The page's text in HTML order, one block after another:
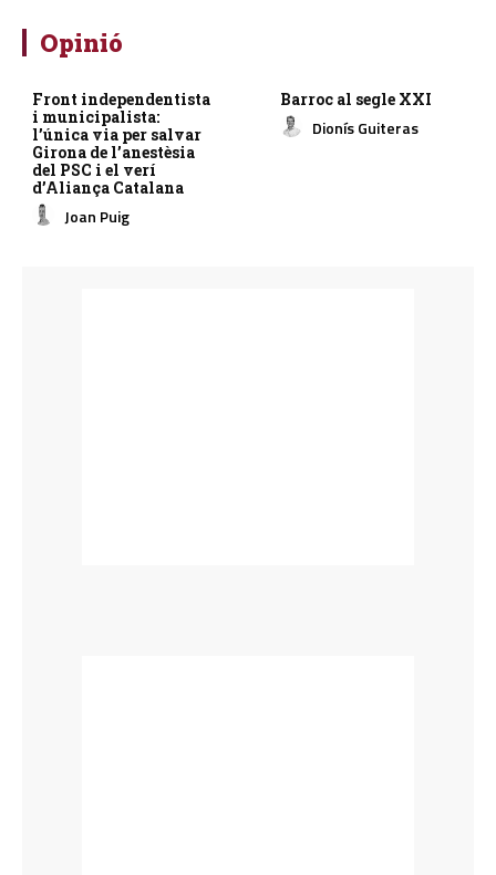
Opinió
Front independentista
i municipalista:
l’única via per salvar
Girona de l’anestèsia
del PSC i el verí
d’Aliança Catalana
Joan Puig
Barroc al segle XXI
Dionís Guiteras